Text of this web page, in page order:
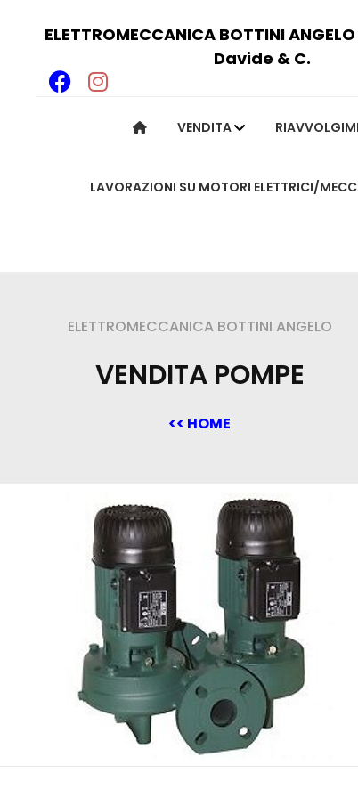
ELETTROMECCANICA BOTTINI
Davide & C.
VENDITA
LAVORAZIONI SU MOTORI ELETTRICI/
ELETTROMECCANICA BOTTINI ANGELO
VENDITA POMPE
<< HOME